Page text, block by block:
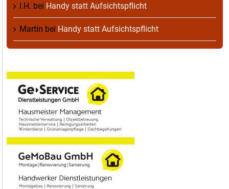
I.H. bei Handy statt Aufsichtspflicht
Martin bei Handy statt Aufsichtspflicht